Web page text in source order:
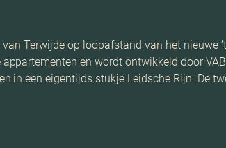
Terwijde op loopafstand van het nieuwe
en wordt ontwikkeld door
in een eigentijds stukje Leidsche Rijn. De